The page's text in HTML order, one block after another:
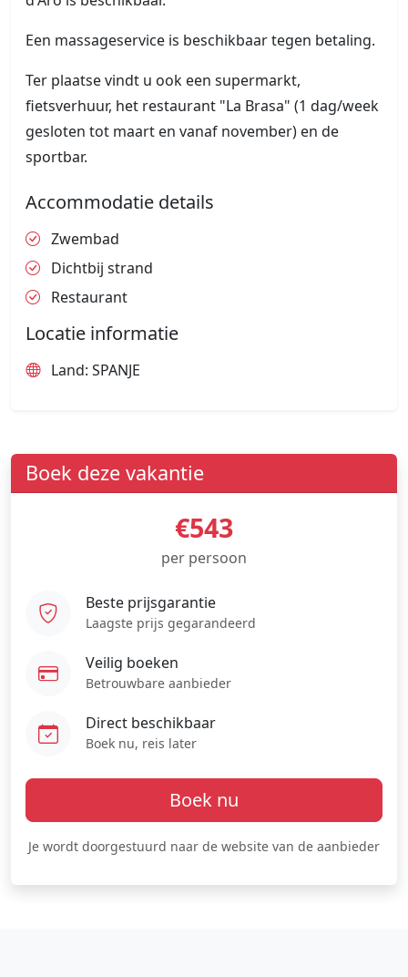
Een massageservice is beschikbaar tegen betaling.
Ter plaatse vindt u ook een supermarkt,
fietsverhuur, het restaurant "La Brasa" (1 dag/week
gesloten tot maart en vanaf november) en de
sportbar.
Accommodatie details
Zwembad
Dichtbij strand
Restaurant
Locatie informatie
Land: SPANJE
Boek deze vakantie
€543
per persoon
Beste prijsgarantie
Laagste prijs gegarandeerd
Veilig boeken
Betrouwbare aanbieder
Direct beschikbaar
Boek nu, reis later
Boek nu
Je wordt doorgestuurd naar de website van de aanbieder